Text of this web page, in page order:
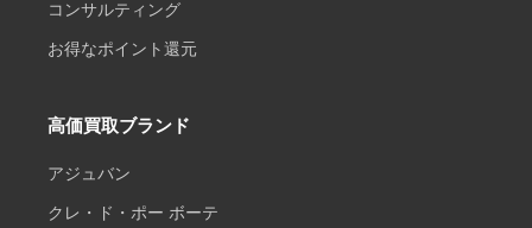
コンサルティング
お得なポイント還元
高価買取ブランド
アジュバン
クレ・ド・ポー ボーテ